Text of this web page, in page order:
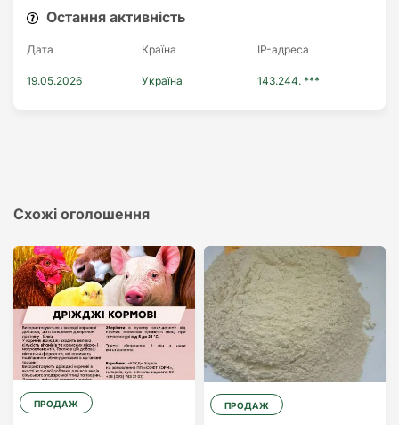
Остання активність
Дата Країна IP-адреса
19.05.2026 Україна 143.244. ***
Схожі оголошення
ПРОДАЖ ПРОДАЖ